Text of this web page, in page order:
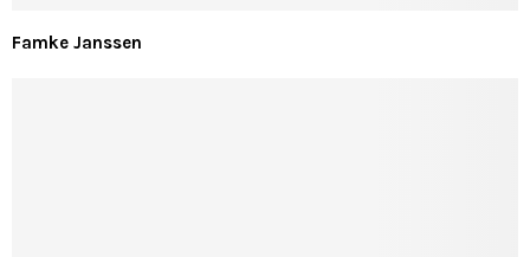
Famke Janssen